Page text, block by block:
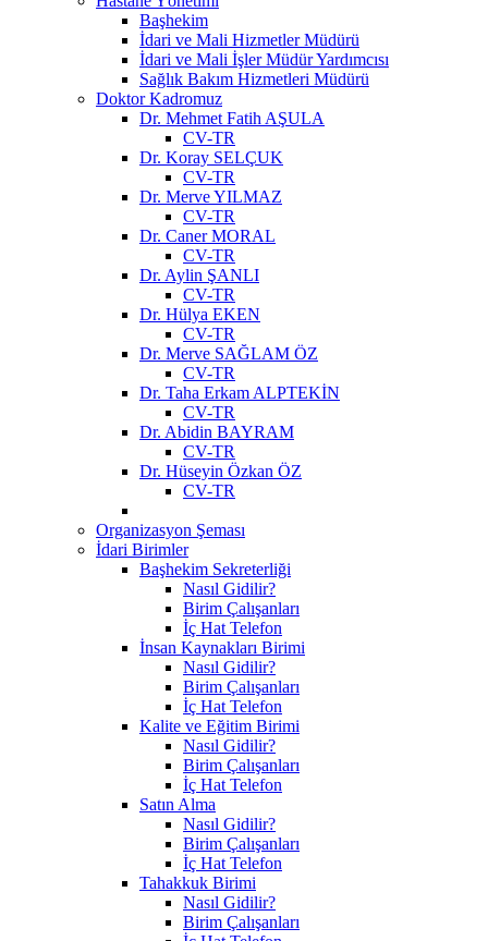
Başhekim
İdari ve Mali Hizmetler Müdürü
İdari ve Mali İşler Müdür Yardımcısı
Sağlık Bakım Hizmetleri Müdürü
Doktor Kadromuz
Dr. Mehmet Fatih AŞULA
CV-TR
Dr. Koray SELÇUK
CV-TR
Dr. Merve YILMAZ
CV-TR
Dr. Caner MORAL
CV-TR
Dr. Aylin ŞANLI
CV-TR
Dr. Hülya EKEN
CV-TR
Dr. Merve SAĞLAM ÖZ
CV-TR
Dr. Taha Erkam ALPTEKİN
CV-TR
Dr. Abidin BAYRAM
CV-TR
Dr. Hüseyin Özkan ÖZ
CV-TR
Organizasyon Şeması
İdari Birimler
Başhekim Sekreterliği
Nasıl Gidilir?
Birim Çalışanları
İç Hat Telefon
İnsan Kaynakları Birimi
Nasıl Gidilir?
Birim Çalışanları
İç Hat Telefon
Kalite ve Eğitim Birimi
Nasıl Gidilir?
Birim Çalışanları
İç Hat Telefon
Satın Alma
Nasıl Gidilir?
Birim Çalışanları
İç Hat Telefon
Tahakkuk Birimi
Nasıl Gidilir?
Birim Çalışanları